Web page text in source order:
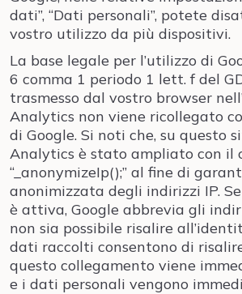
dati”, “Dati personali”, potete
vostro utilizzo da più dispositivi.
La base legale per l’utilizzo di
6 comma 1 periodo 1 lett. f del
trasmesso dal vostro browser
Analytics non viene ricollegato
di Google. Si noti che, su questo
Analytics è stato ampliato con il
“_anonymizeIp();” al fine di
anonimizzata degli indirizzi IP.
è attiva, Google abbrevia gli
non sia possibile risalire
dati raccolti consentono di
questo collegamento viene
e i dati personali vengono